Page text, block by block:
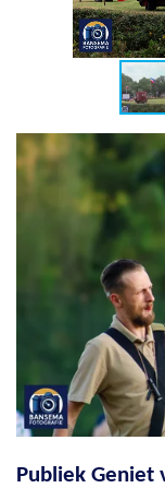
Publiek Geniet